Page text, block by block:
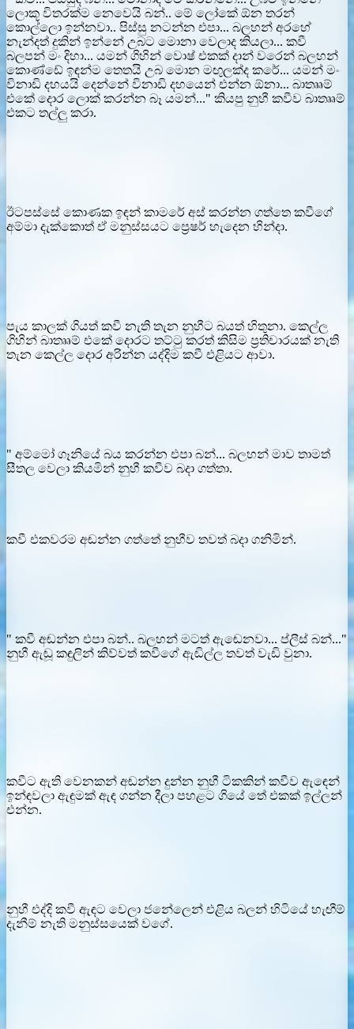
ලොකූ විතරක්ම නෙවෙයි බන්.. මේ ලෝකේ ඕන තරන්
කොල්ලො ඉන්නවා.. පිස්සු නටන්න එපා... බලහන් අරහේ
නැන්දත් දුකින් ඉන්නේ උබට මොනා වෙලාද කියලා... කවී
බලපන් මං දිහා... යමන් ගිහින් වොෂ් එකක් දාන් වරෙන් බලහන්
කොණ්ඩේ ඉඳන්ම තෙතයි උබ මොන මඟුලක්ද කරේ... යමන් මං
විනාඩි දහයයි දෙන්නේ විනාඩි දහයෙන් එන්න ඕනා... බාතෲම්
එකේ දොර ලොක් කරන්න බෑ යමන්..." කියපු නුහී කවීව බාතෲම්
එකට තල්ලු කරා.
ඊටපස්සේ කොණක ඉඳන් කාමරේ අස් කරන්න ගත්තෙ කවීගේ
අම්මා දැක්කොත් ඒ මනුස්සයට ප්‍රෙෂර් හැදෙන හින්දා.
පැය කාලක් ගියත් කවී නැති තැන නුහීට බයත් හිතුනා. කෙල්ල
ගිහින් බාතෲම් එකේ දොරට තට්ටු කරත් කිසිම ප්‍රතිචාරයක් නැති
තැන කෙල්ල දොර අරින්න යද්දිම කවී එළියට ආවා.
" අම්මෝ ගෑනියේ බය කරන්න එපා බන්... බලහන් මාව තාමත්
සීතල වෙලා කියමින් නුහී කවීව බදා ගත්තා.
කවී එකවරම අඬන්න ගත්තේ නුහීව තවත් බදා ගනිමින්.
" කවී අඬන්න එපා බන්.. බලහන් මටත් ඇඬෙනවා... ප්ලීස් බන්..."
නුහී ඇඬූ කඳුලින් කිව්වත් කවීගේ ඇඬිල්ල තවත් වැඩි වුනා.
කවීට ඇති වෙනකන් අඬන්න දුන්න නුහී ටිකකින් කවීව ඇඳෙන්
ඉන්ඳවලා ඇඳුමක් ඇඳ ගන්න දීලා පහළට ගියේ තේ එකක් ඉල්ලන්
එන්න.
නුහී එද්දි කවී ඇඳට වෙලා ජනේලෙන් එළිය බලන් හිටියේ හැඟීම්
දැනීම් නැති මනුස්සයෙක් වගේ.